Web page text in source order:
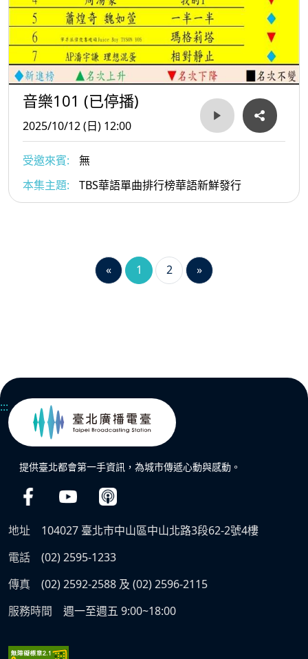
音樂101 (已停播)
2025/10/12 (日) 12:00
受邀來賓:
無
本集主題:
TBS華語單曲排行榜華語新鮮發行
« 1 2 »
:::
提供臺北都會第一手資訊，為城市傳遞心動與感動。
地址
104027 臺北市中山區中山北路3段62-2號4樓
電話
(02) 2595-1233
傳真
(02) 2592-2588 及 (02) 2596-2115
服務時間
週一至週五 9:00~18:00